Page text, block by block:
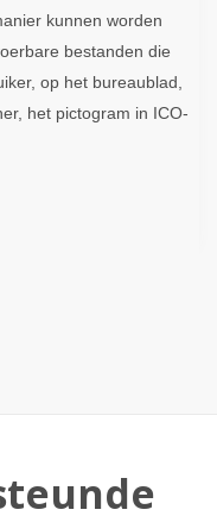
kunnen worden
bestanden die
op het bureaublad,
het pictogram in ICO-